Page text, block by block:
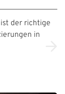
der richtige
in